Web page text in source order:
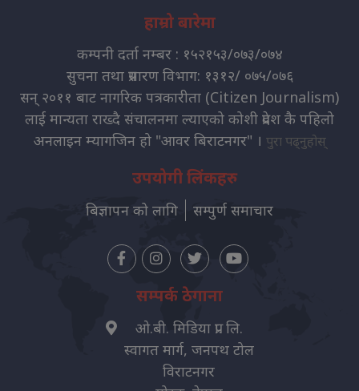
हाम्रो बारेमा
कम्पनी दर्ता नम्बर : १५२१५३/०७३/०७४
सुचना तथा प्रसारण विभाग: १३१२/ ०७५/०७६
सन् २०११ बाट नागरिक पत्रकारीता (Citizen Journalism)
लाई मान्यता राख्दै संचालनमा ल्याएको कोशी प्रदेश कै पहिलो
अनलाइन म्यागजिन हो "आवर बिराटनगर" । पुरा पढ्नुहोस्
उपयोगी लिंकहरु
बिज्ञापन को लागि सम्पुर्ण समाचार
सम्पर्क ठेगाना
ओ.बी. मिडिया प्रा. लि.
स्वागत मार्ग, जनपथ टोल
विराटनगर